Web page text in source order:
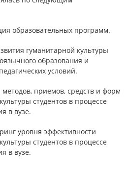
образовательных программ.
гуманитарной культуры
образования и
условий.
приемов, средств и форм
студентов в процессе
в вузе.
уровня эффективности
студентов в процессе
в вузе.